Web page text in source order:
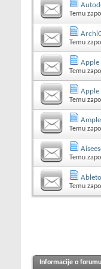
Temu
Temu
Apple
Temu
Apple
Temu
Temu
Temu
Temu
Informacije o